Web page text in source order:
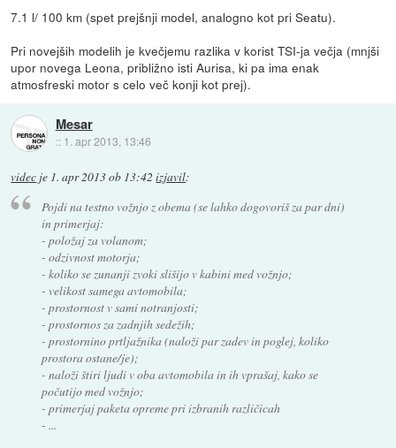
7.1 l/ 100 km (spet prejšnji model, analogno kot pri Seatu).
Pri novejših modelih je kvečjemu razlika v korist TSI-ja večja (mnjši
upor novega Leona, približno isti Aurisa, ki pa ima enak
atmosfreski motor s celo več konji kot prej).
Mesar
:: 1. apr 2013, 13:46
videc je 1. apr 2013 ob 13:42 izjavil:
Pojdi na testno vožnjo z obema (se lahko dogovoriš za par dni)
in primerjaj:
- položaj za volanom;
- odzivnost motorja;
- koliko se zunanji zvoki slišijo v kabini med vožnjo;
- velikost samega avtomobila;
- prostornost v sami notranjosti;
- prostornos za zadnjih sedežih;
- prostornino prtljažnika (naloži par zadev in poglej, koliko
prostora ostane/je);
- naloži štiri ljudi v oba avtomobila in ih vprašaj, kako se
počutijo med vožnjo;
- primerjaj paketa opreme pri izbranih različicah
- ...